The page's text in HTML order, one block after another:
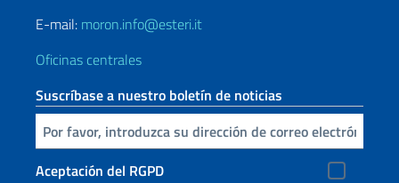
E-mail: moron.info@esteri.it
Oficinas centrales
Suscríbase a nuestro boletín de noticias
Inserta tu correo electronico
Aceptación del RGPD